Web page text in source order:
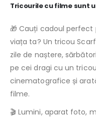
Tricourile cu filme sunt
🎁 Cauți cadoul
viața ta? Un tricou
zile de naștere,
pe cei dragi cu un
cinematografice și
filme.
🎬 Lumini, aparat foto,